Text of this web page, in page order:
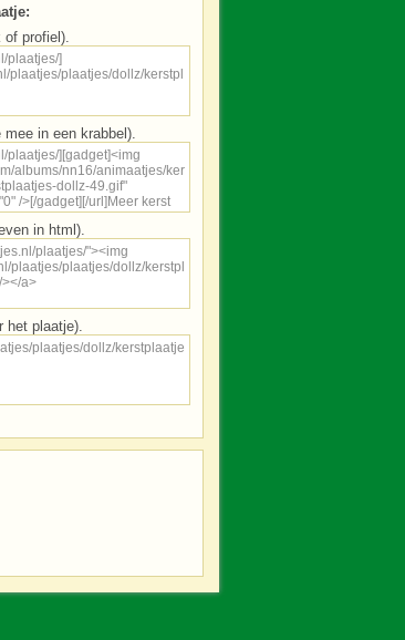
of profiel).
in een krabbel).
in html).
het plaatje).